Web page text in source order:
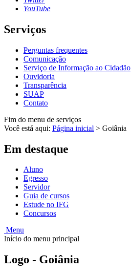
YouTube
Serviços
Perguntas frequentes
Comunicação
Serviço de Informação ao Cidadão
Ouvidoria
Transparência
SUAP
Contato
Fim do menu de serviços
Você está aqui: Página inicial > Goiânia
Em destaque
Aluno
Egresso
Servidor
Guia de cursos
Estude no IFG
Concursos
Menu
Início do menu principal
Logo - Goiânia